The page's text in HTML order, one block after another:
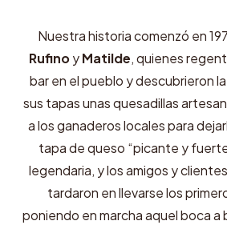
Nuestra historia comenzó en
RufinoyMatilde, quienes
bar en el pueblo y descubrieron
sus tapas unas quesadillas
a los ganaderos locales para
tapa de queso “picante y
legendaria, y los amigos y
tardaron en llevarse los
poniendo en marcha aquel boca a